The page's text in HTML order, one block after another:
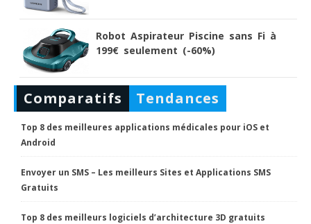
Robot Aspirateur Piscine sans Fi à
199€ seulement (-60%)
Comparatifs Tendances
Top 8 des meilleures applications médicales pour iOS et
Android
Envoyer un SMS – Les meilleurs Sites et Applications SMS
Gratuits
Top 8 des meilleurs logiciels d’architecture 3D gratuits